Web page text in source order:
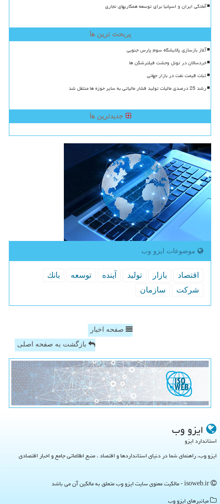
آمادگی ایران و اسپانیا برای توسعه همکاریهای تجاری
پربحث ترین ها
آغاز بازسازی پالایشگاه سوم پارس جنوبی
خردسالان در تونل وحشت فیلترشکن ها
ثبات قیمت نفت در بازار جهانی
رشد 25 درصدی مالیات تولید فشار مالیاتی به سایر حوزه ها منتقل شد
جدیدترین ها
موضوعات ایزو وب
اقتصاد بازار تولید آینده توسعه
بانك
شركت
سازمان
صفحه اخبار
بازگشت به صفحه اصلی
ایزو وب
استاندارد ایزو
ایزو وب، راهنمای شما در دنیای استانداردها و اقتصاد ، منبع اطلاعاتی جامع و اخبار اقتصادی
میانبرهای ایزو وب